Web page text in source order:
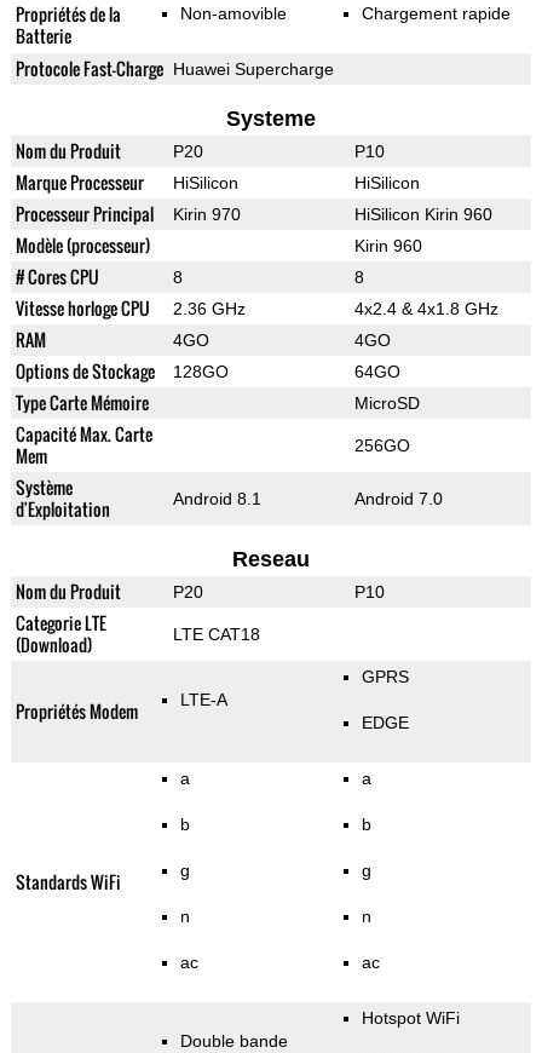
Propriétés de la
Batterie
Non-amovible Chargement rapide
Protocole Fast-Charge Huawei Supercharge
Systeme
Nom du Produit P20 P10
Marque Processeur HiSilicon HiSilicon
Processeur Principal Kirin 970 HiSilicon Kirin 960
Modèle (processeur) Kirin 960
# Cores CPU 8 8
Vitesse horloge CPU 2.36 GHz 4x2.4 & 4x1.8 GHz
RAM 4GO 4GO
Options de Stockage 128GO 64GO
Type Carte Mémoire MicroSD
Capacité Max. Carte
Mem
256GO
Système
d'Exploitation
Android 8.1 Android 7.0
Reseau
Nom du Produit P20 P10
Categorie LTE
(Download)
LTE CAT18
Propriétés Modem LTE-A
GPRS
EDGE
Standards WiFi
a
b
g
n
ac
a
b
g
n
ac
Double bande
Hotspot WiFi